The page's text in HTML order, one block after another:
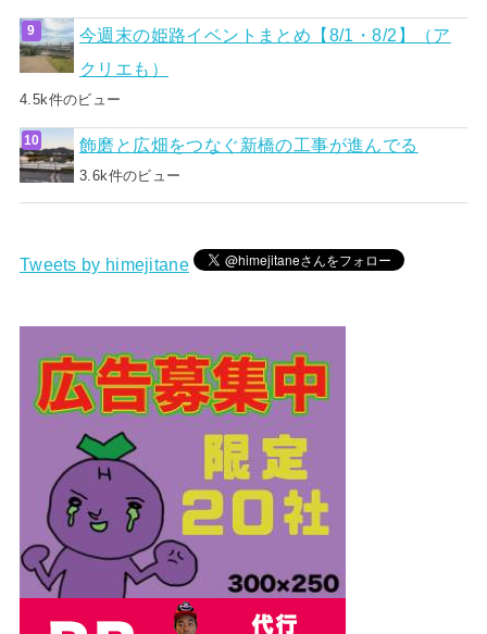
今週末の姫路イベントまとめ【8/1・8/2】（ア
クリエも）
4.5k件のビュー
飾磨と広畑をつなぐ新橋の工事が進んでる
3.6k件のビュー
Tweets by himejitane